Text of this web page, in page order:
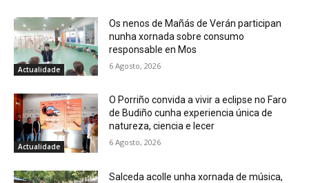
Actualidade
Os nenos de Mañás de Verán participan
nunha xornada sobre consumo
responsable en Mos
6 Agosto, 2026
Actualidade
O Porriño convida a vivir a eclipse no Faro
de Budiño cunha experiencia única de
natureza, ciencia e lecer
6 Agosto, 2026
Salceda acolle unha xornada de música,